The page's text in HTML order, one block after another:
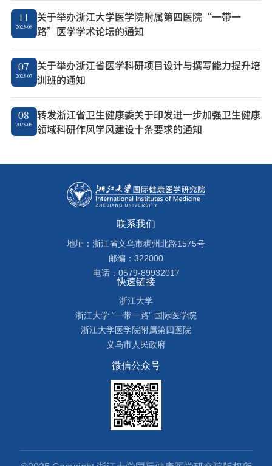
11
2025-08
关于举办浙江大学医学院附属第四医院“一带一
路”医学学术论坛的通知
07
2025-07
关于举办浙江省医学科研项目设计与撰写能力提升培
训班的通知
08
2025-06
转发浙江省卫生健康委关于印发进一步加强卫生健康
领域科研作风学风建设十条要求的通知
联系我们
地址：浙江省义乌市稠州北路1575号
邮编：322000
电话：0579-89932017
快速链接
浙江大学
浙江大学 “一带一路” 国际医学院
浙江大学医学院附属第四医院
义乌市人民政府
微信公众号